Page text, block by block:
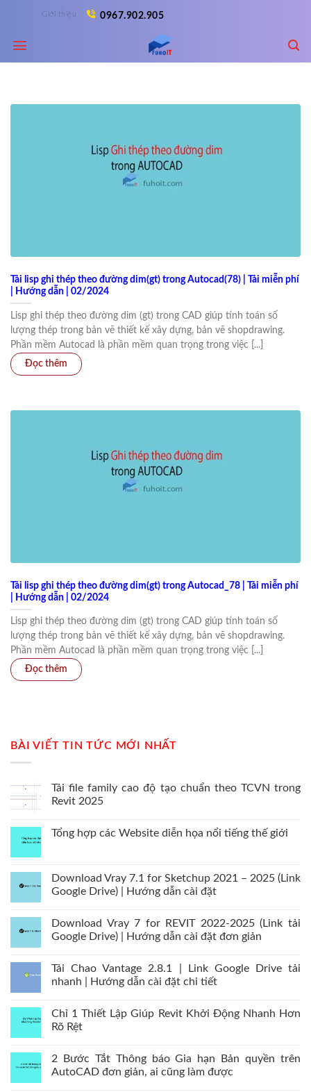
content
Giới thiệu 0967.902.905
Tải lisp ghi thép theo đường dim(gt) trong Autocad(78) | Tải miễn phí
| Hướng dẫn | 02/2024
Lisp ghi thép theo đường dim (gt) trong CAD giúp tính toán số
lượng thép trong bản vẽ thiết kế xây dựng, bản vẽ shopdrawing.
Phần mềm Autocad là phần mềm quan trọng trong việc [...]
Tải lisp ghi thép theo đường dim(gt) trong Autocad_78 | Tải miễn phí
| Hướng dẫn | 02/2024
Lisp ghi thép theo đường dim (gt) trong CAD giúp tính toán số
lượng thép trong bản vẽ thiết kế xây dựng, bản vẽ shopdrawing.
Phần mềm Autocad là phần mềm quan trọng trong việc [...]
BÀI VIẾT TIN TỨC MỚI NHẤT
Tải file family cao độ tạo chuẩn theo TCVN trong
Revit 2025
Tổng hợp các Website diễn họa nổi tiếng thế giới
Download Vray 7.1 for Sketchup 2021 – 2025 (Link
Google Drive) | Hướng dẫn cài đặt
Download Vray 7 for REVIT 2022-2025 (Link tải
Google Drive) | Hướng dẫn cài đặt đơn giản
Tải Chao Vantage 2.8.1 | Link Google Drive tải
nhanh | Hướng dẫn cài đặt chi tiết
Chỉ 1 Thiết Lập Giúp Revit Khởi Động Nhanh Hơn
Rõ Rệt
2 Bước Tắt Thông báo Gia hạn Bản quyền trên
AutoCAD đơn giản, ai cũng làm được